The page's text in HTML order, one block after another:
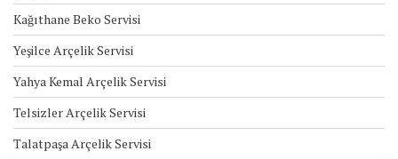
Kağıthane Beko Servisi
Yeşilce Arçelik Servisi
Yahya Kemal Arçelik Servisi
Telsizler Arçelik Servisi
Talatpaşa Arçelik Servisi